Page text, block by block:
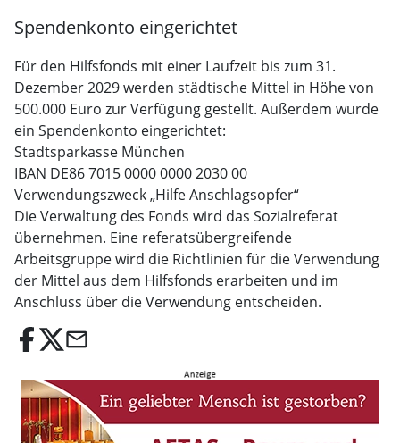
Spendenkonto eingerichtet
Für den Hilfsfonds mit einer Laufzeit bis zum 31.
Dezember 2029 werden städtische Mittel in Höhe von
500.000 Euro zur Verfügung gestellt. Außerdem wurde
ein Spendenkonto eingerichtet:
Stadtsparkasse München
IBAN DE86 7015 0000 0000 2030 00
Verwendungszweck „Hilfe Anschlagsopfer“
Die Verwaltung des Fonds wird das Sozialreferat
übernehmen. Eine referatsübergreifende
Arbeitsgruppe wird die Richtlinien für die Verwendung
der Mittel aus dem Hilfsfonds erarbeiten und im
Anschluss über die Verwendung entscheiden.
email